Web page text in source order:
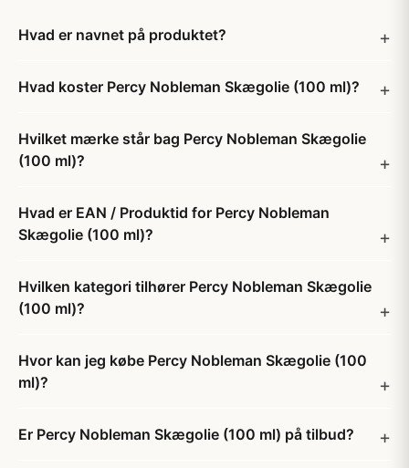
Hvad er navnet på produktet?
Hvad koster Percy Nobleman Skægolie (100 ml)?
Hvilket mærke står bag Percy Nobleman Skægolie
(100 ml)?
Hvad er EAN / Produktid for Percy Nobleman
Skægolie (100 ml)?
Hvilken kategori tilhører Percy Nobleman Skægolie
(100 ml)?
Hvor kan jeg købe Percy Nobleman Skægolie (100
ml)?
Er Percy Nobleman Skægolie (100 ml) på tilbud?